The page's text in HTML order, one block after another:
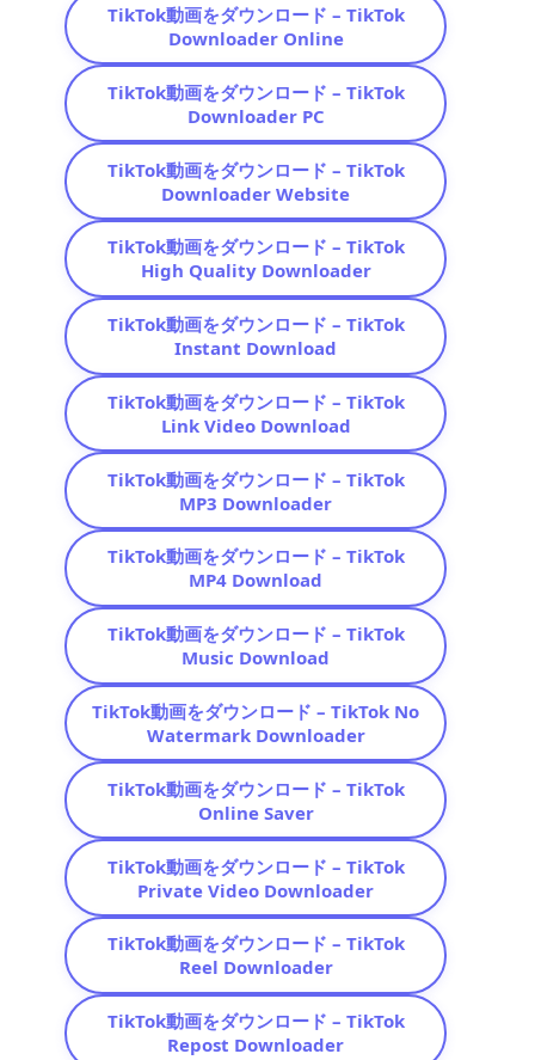
TikTok動画をダウンロード – TikTok
Downloader Online
TikTok動画をダウンロード – TikTok
Downloader PC
TikTok動画をダウンロード – TikTok
Downloader Website
TikTok動画をダウンロード – TikTok
High Quality Downloader
TikTok動画をダウンロード – TikTok
Instant Download
TikTok動画をダウンロード – TikTok
Link Video Download
TikTok動画をダウンロード – TikTok
MP3 Downloader
TikTok動画をダウンロード – TikTok
MP4 Download
TikTok動画をダウンロード – TikTok
Music Download
TikTok動画をダウンロード – TikTok No
Watermark Downloader
TikTok動画をダウンロード – TikTok
Online Saver
TikTok動画をダウンロード – TikTok
Private Video Downloader
TikTok動画をダウンロード – TikTok
Reel Downloader
TikTok動画をダウンロード – TikTok
Repost Downloader